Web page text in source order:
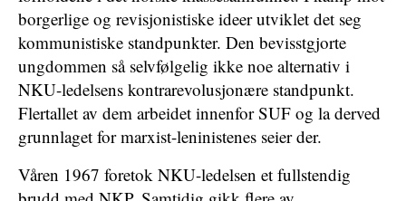
borgerlige og revisjonistiske ideer utviklet det seg
kommunistiske standpunkter. Den bevisstgjorte
ungdommen så selvfølgelig ikke noe alternativ i
NKU-ledelsens kontrarevolusjonære standpunkt.
Flertallet av dem arbeidet innenfor SUF og la derved
grunnlaget for marxist-leninistenes seier der.
Våren 1967 foretok NKU-ledelsen et fullstendig